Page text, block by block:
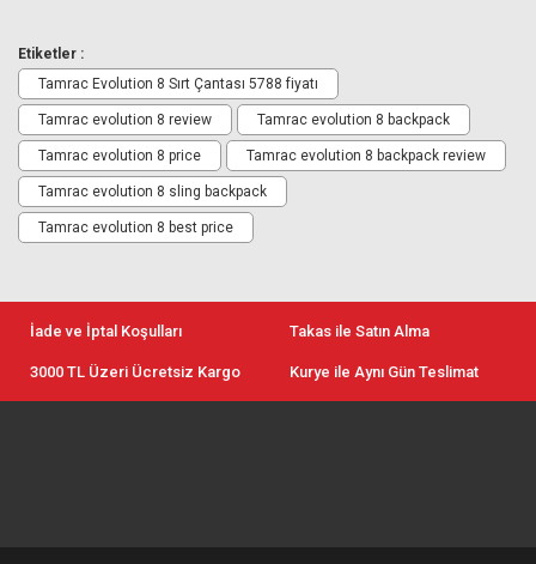
Etiketler :
Tamrac Evolution 8 Sırt Çantası 5788 fiyatı
Tamrac evolution 8 review Tamrac evolution 8 backpack
Tamrac evolution 8 price Tamrac evolution 8 backpack review
Tamrac evolution 8 sling backpack
Tamrac evolution 8 best price
İade ve İptal Koşulları Takas ile Satın Alma
3000 TL Üzeri Ücretsiz Kargo Kurye ile Aynı Gün Teslimat